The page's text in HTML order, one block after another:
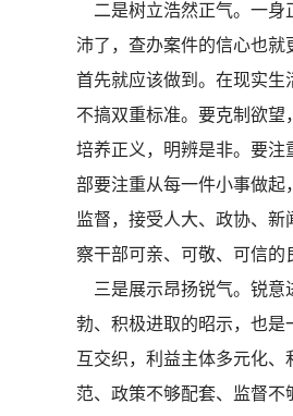
二是树立浩然正气。一身
沛了，查办案件的信心也
首先就应该做到。在现实
不搞双重标准。要克制欲
培养正义，明辨是非。要
部要注重从每一件小事做
监督，接受人大、政协、
察干部可亲、可敬、可信的
三是展示昂扬锐气。锐意
勃、积极进取的昭示，也
互交织，利益主体多元化
范、政策不够配套、监督